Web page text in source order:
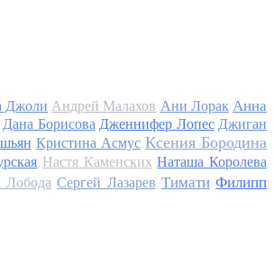
Джоли Андрей Малахов Ани Лорак Анна
Дана Борисова Дженнифер Лопес Джиган
Кристина Асмус Ксения Бородина
Настя Каменских Наташа Королева
Лобода Сергей Лазарев Тимати Филипп